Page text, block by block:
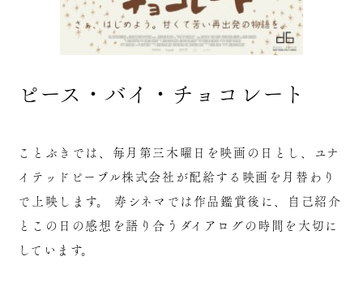
ピース・バイ・チョコレート
ことぶきでは、毎月第三木曜日を映画の日とし、ユナ
イテッドピープル株式会社が配給する映画を月替わり
で上映します。 寿シネマでは作品鑑賞後に、自己紹介
とこの日の感想を語り合うダイアログの時間を大切に
しています。